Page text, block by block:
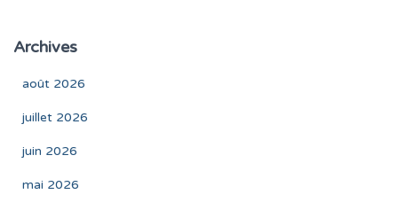
Archives
août 2026
juillet 2026
juin 2026
mai 2026